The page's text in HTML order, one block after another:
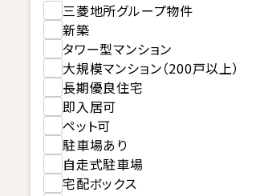
三菱地所グループ物件
新築
タワー型マンション
大規模マンション（200戸以上）
長期優良住宅
即入居可
ペット可
駐車場あり
自走式駐車場
宅配ボックス